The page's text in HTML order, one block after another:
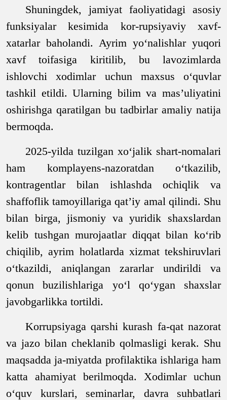
Shuningdek, jamiyat faoliyatidagi asosiy
funksiyalar kesimida kor-rupsiyaviy xavf-
xatarlar baholandi. Ayrim yo‘nalishlar yuqori
xavf toifasiga kiritilib, bu lavozimlarda
ishlovchi xodimlar uchun maxsus o‘quvlar
tashkil etildi. Ularning bilim va mas’uliyatini
oshirishga qaratilgan bu tadbirlar amaliy natija
bermoqda.
2025-yilda tuzilgan xo‘jalik shart-nomalari
ham komplayens-nazoratdan o‘tkazilib,
kontragentlar bilan ishlashda ochiqlik va
shaffoflik tamoyillariga qat’iy amal qilindi. Shu
bilan birga, jismoniy va yuridik shaxslardan
kelib tushgan murojaatlar diqqat bilan ko‘rib
chiqilib, ayrim holatlarda xizmat tekshiruvlari
o‘tkazildi, aniqlangan zararlar undirildi va
qonun buzilishlariga yo‘l qo‘ygan shaxslar
javobgarlikka tortildi.
Korrupsiyaga qarshi kurash fa-qat nazorat
va jazo bilan cheklanib qolmasligi kerak. Shu
maqsadda ja-miyatda profilaktika ishlariga ham
katta ahamiyat berilmoqda. Xodimlar uchun
o‘quv kurslari, seminarlar, davra suhbatlari